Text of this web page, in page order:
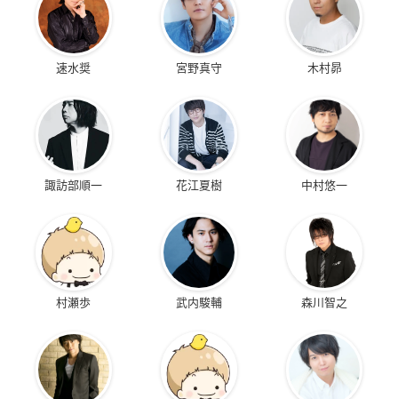
速水奨 宮野真守 木村昴
諏訪部順一 花江夏樹 中村悠一
村瀬歩 武内駿輔 森川智之